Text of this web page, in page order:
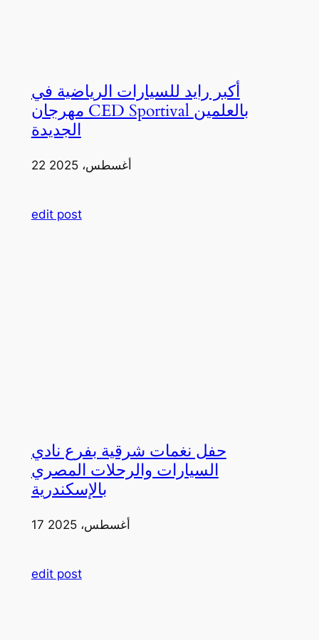
أكبر رايد للسيارات الرياضية في
مهرجان CED Sportival بالعلمين
الجديدة
22 أغسطس، 2025
edit post
حفل نغمات شرقية بفرع نادي
السيارات والرحلات المصري
بالإسكندرية
17 أغسطس، 2025
edit post